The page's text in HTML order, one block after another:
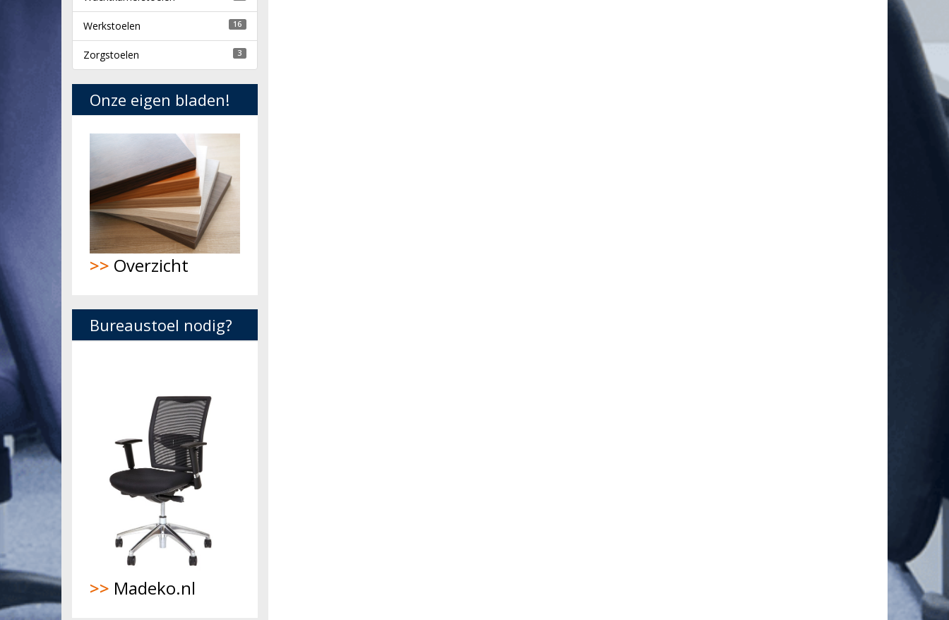
Werkstoelen 16
Zorgstoelen 3
Onze eigen bladen!
>> Overzicht
Bureaustoel nodig?
>> Madeko.nl